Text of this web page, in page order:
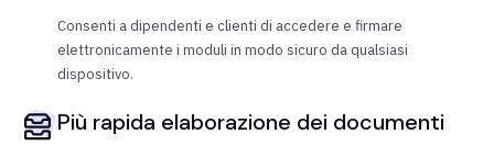
Consenti a dipendenti e clienti di accedere e firmare
elettronicamente i moduli in modo sicuro da qualsiasi
dispositivo.
Più rapida elaborazione dei documenti